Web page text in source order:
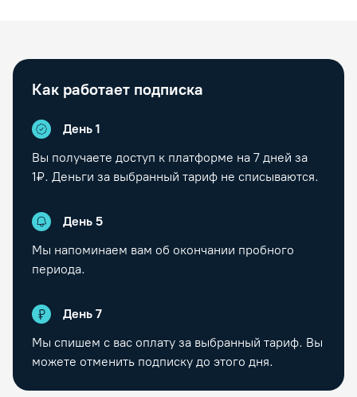
Как работает подписка
День 1
Вы получаете доступ к платформе на 7 дней за
1₽. Деньги за выбранный тариф не списываются.
День 5
Мы напоминаем вам об окончании пробного
периода.
День 7
Мы спишем с вас оплату за выбранный тариф. Вы
можете отменить подписку до этого дня.